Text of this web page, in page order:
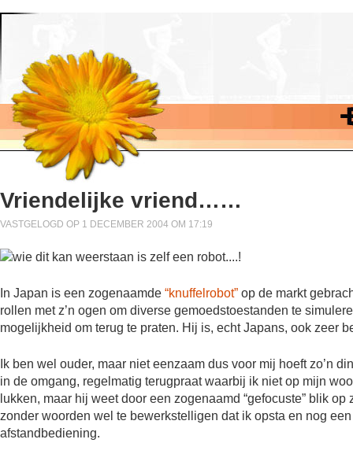
Vriendelijke vriend……
VASTGELOGD OP 1 DECEMBER 2004 OM 17:19
In Japan is een zogenaamde “knuffelrobot” op de markt
rollen met z’n ogen om diverse gemoedstoestanden te
mogelijkheid om terug te praten. Hij is, echt Japans, ook zeer
Ik ben wel ouder, maar niet eenzaam dus voor mij hoeft zo’n
in de omgang, regelmatig terugpraat waarbij ik niet op mijn
lukken, maar hij weet door een zogenaamd “gefocuste” blik
zonder woorden wel te bewerkstelligen dat ik opsta en nog
afstandbediening.